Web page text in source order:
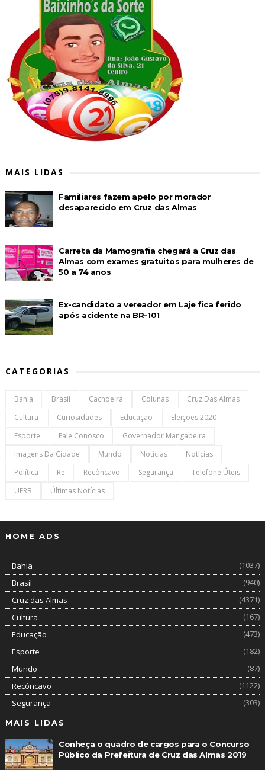
MAIS LIDAS
Familiares fazem apelo por morador
desaparecido em Cruz das Almas
Carreta da Mamografia chegará a Cruz das
Almas com exames gratuitos para mulheres de
50 a 74 anos
Ex-candidato a vereador em Laje fica ferido
após acidente na BR-101
CATEGORIAS
Bahia Brasil Cachoeira Colunas
Cruz Das Almas
Cultura
Curiosidades Educação
Eleições 2020
Esporte
Fale Conosco
Governador Mangabeira
Imagens Da Cidade
Mundo Noticias
Notícias
Política
Re Recôncavo Segurança
Telefone Úteis
UFRB
Últimas Notícias
HOME ADS
Bahia
(1037)
Brasil
(940)
Cruz das Almas
(4371)
Cultura
(167)
Educação
(473)
Esporte
(182)
Mundo
(87)
Recôncavo
(1122)
Segurança
(303)
MAIS LIDAS
Conheça o quadro de cargos para o Concurso
Público da Prefeitura de Cruz das Almas 2019